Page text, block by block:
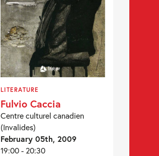
LITERATURE
Fulvio Caccia
Centre culturel canadien
(Invalides)
February 05th, 2009
19:00 - 20:30